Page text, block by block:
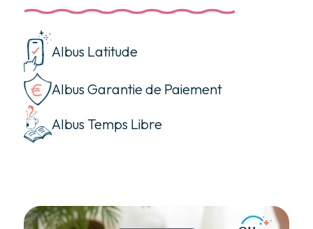
Albus Latitude
Albus Garantie de Paiement
Albus Temps Libre